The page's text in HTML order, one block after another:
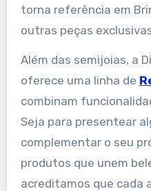
torna referência em
outras peças
Além das semijoias, a
oferece uma linha de
combinam
Seja para presentear
complementar o seu
produtos que unem
acreditamos que cada